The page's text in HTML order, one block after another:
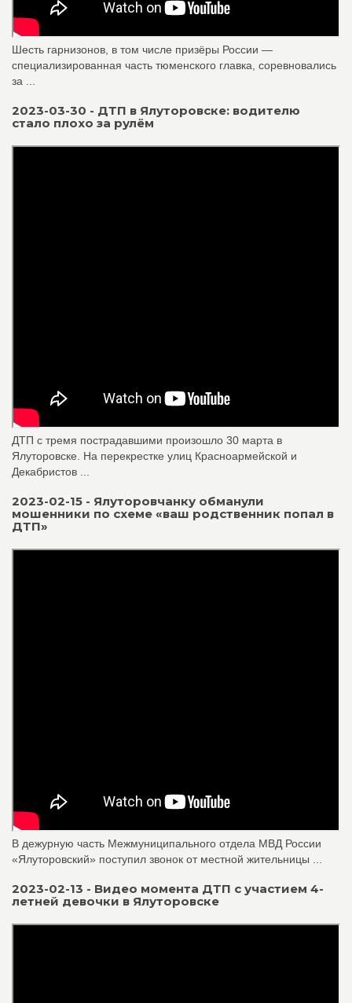
Шесть гарнизонов, в том числе призёры России —
специализированная часть тюменского главка, соревновались
за ...
2023-03-30 - ДТП в Ялуторовске: водителю
стало плохо за рулём
ДТП с тремя пострадавшими произошло 30 марта в
Ялуторовске. На перекрестке улиц Красноармейской и
Декабристов ...
2023-02-15 - Ялуторовчанку обманули
мошенники по схеме «ваш родственник попал в
ДТП»
В дежурную часть Межмуниципального отдела МВД России
«Ялуторовский» поступил звонок от местной жительницы ...
2023-02-13 - Видео момента ДТП с участием 4-
летней девочки в Ялуторовске